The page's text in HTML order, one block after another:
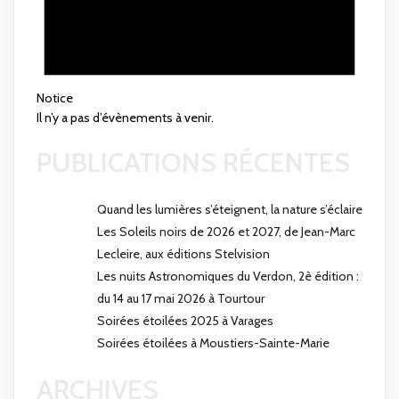
Notice
Il n’y a pas d’évènements à venir.
Quand les lumières s’éteignent, la nature s’éclaire
Les Soleils noirs de 2026 et 2027, de Jean-Marc
Lecleire, aux éditions Stelvision
Les nuits Astronomiques du Verdon, 2è édition :
du 14 au 17 mai 2026 à Tourtour
Soirées étoilées 2025 à Varages
Soirées étoilées à Moustiers-Sainte-Marie